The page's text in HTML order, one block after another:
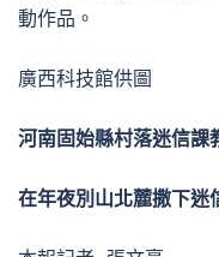
動作品。
廣西科技館供圖
河南固始縣村落迷信
在年夜別山北麓撒下迷